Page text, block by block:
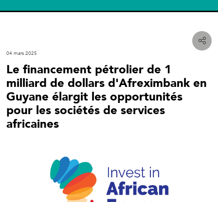
04 mars 2025
Le financement pétrolier de 1
milliard de dollars d'Afreximbank en
Guyane élargit les opportunités
pour les sociétés de services
africaines